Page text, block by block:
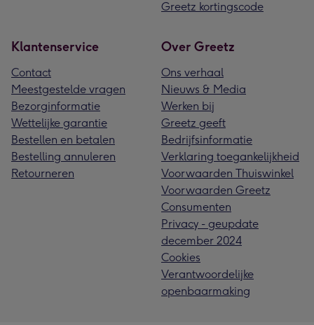
Greetz kortingscode
Klantenservice
Contact
Meestgestelde vragen
Bezorginformatie
Wettelijke garantie
Bestellen en betalen
Bestelling annuleren
Retourneren
Over Greetz
Ons verhaal
Nieuws & Media
Werken bij
Greetz geeft
Bedrijfsinformatie
Verklaring toegankelijkheid
Voorwaarden Thuiswinkel
Voorwaarden Greetz
Consumenten
Privacy - geupdate
december 2024
Cookies
Verantwoordelijke
openbaarmaking